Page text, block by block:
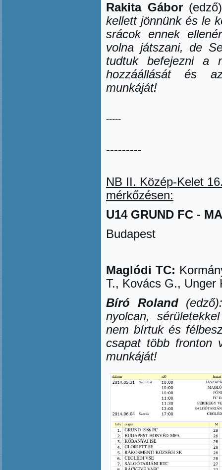
Rakita Gábor
kellett jönnünk és le
srácok ennek
volna játszani, de
tudtuk befejezni a
hozzáállását és
munkáját!
-----
---------
NB II. Közép-Kelet
mérkőzésen:
U14 GRUND FC -
Budapest
Maglódi TC:
T., Kovács G., Unger
Bíró Roland
nyolcan,
nem bírtuk és
csapat több fronton
munkáját!